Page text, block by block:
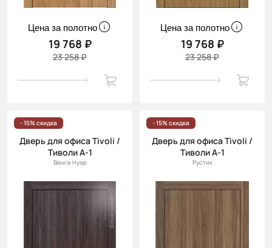
Цена за полотно
19 768 ₽
23 258 ₽
Цена за полотно
19 768 ₽
23 258 ₽
- 15% скидка
Дверь для офиса Tivoli /
Тиволи А-1
Венге Нуар
- 15% скидка
Дверь для офиса Tivoli /
Тиволи А-1
Рустик